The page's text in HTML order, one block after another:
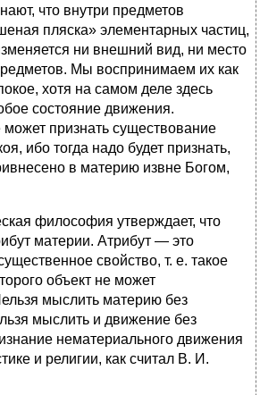
что внутри предметов
пляска» элементарных частиц,
ни внешний вид, ни место
Мы воспринимаем их как
хотя на самом деле здесь
состояние движения.
признать существование
ибо тогда надо будет признать,
в материю извне Богом,
философия утверждает, что
материи. Атрибут — это
свойство, т. е. такое
объект не может
мыслить материю без
мыслить и движение без
нематериального движения
и религии, как считал В. И.